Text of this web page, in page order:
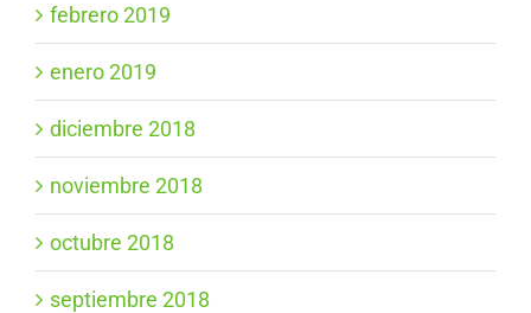
febrero 2019
enero 2019
diciembre 2018
noviembre 2018
octubre 2018
septiembre 2018